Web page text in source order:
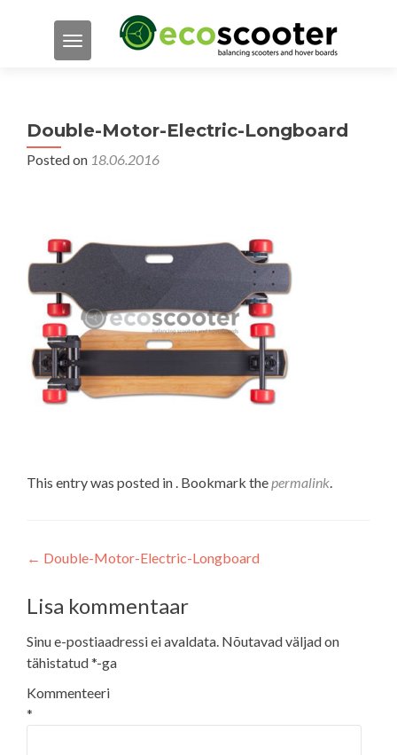
TOGGLE NAVIGATION
Double-Motor-Electric-Longboard
Posted on 18.06.2016
This entry was posted in . Bookmark thepermalink.
Navigeerimine
← Double-Motor-Electric-Longboard
Lisa kommentaar
Sinu e-postiaadressi ei avaldata. Nõutavad väljad on
tähistatud*-ga
Kommenteeri
*